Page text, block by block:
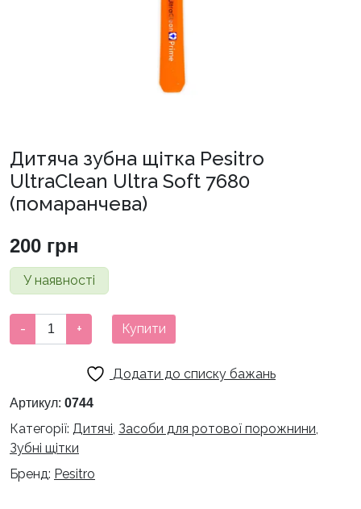
Дитяча зубна щітка Pesitro
UltraClean Ultra Soft 7680
(помаранчева)
200 грн
У наявності
Дитяча
зубна
UltraClean
Soft
7680
(помаранчева)
- + Купити
Додати до списку бажань
Артикул: 0744
Категорії: Дитячі, Засоби для ротової порожнини,
Зубні щітки
Бренд: Pesitro